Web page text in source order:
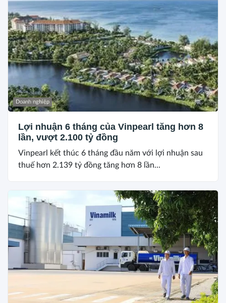
Doanh nghiệp
Lợi nhuận 6 tháng của Vinpearl tăng hơn 8
lần, vượt 2.100 tỷ đồng
Vinpearl kết thúc 6 tháng đầu năm với lợi nhuận sau
thuế hơn 2.139 tỷ đồng tăng hơn 8 lần...